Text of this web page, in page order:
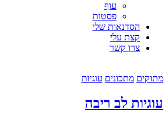
עוף
פסטות
הסדנאות שלי
קצת עלי
צרו קשר
מתוקים מתכונים עוגיות
עוגיות לב ריבה